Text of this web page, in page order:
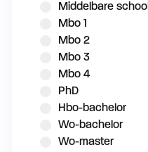
Middelbare school
Mbo 1
Mbo 2
Mbo 3
Mbo 4
PhD
Hbo-bachelor
Wo-bachelor
Wo-master